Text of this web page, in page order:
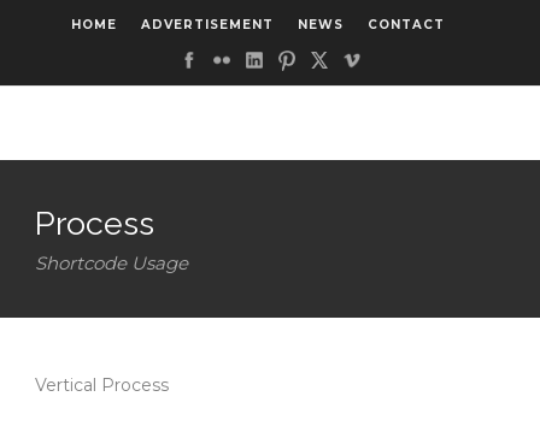
HOME ADVERTISEMENT NEWS CONTACT
Process
Shortcode Usage
Vertical Process